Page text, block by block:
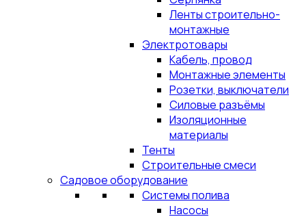
Ленты строительно-
монтажные
Электротовары
Кабель, провод
Монтажные элементы
Розетки, выключатели
Силовые разъёмы
Изоляционные
материалы
Тенты
Строительные смеси
Садовое оборудование
Системы полива
Насосы